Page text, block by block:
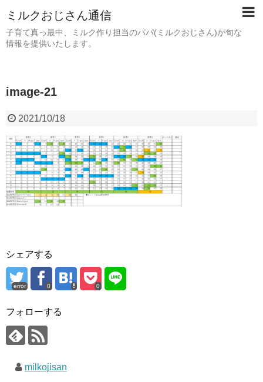
ミルクおじさん通信
子育て真っ最中、ミルク作り担当のパパ(ミルクおじさん)が旬な
情報を提供いたします。
image-21
2021/10/18
シェアする
error 0 0
フォローする
milkojisan